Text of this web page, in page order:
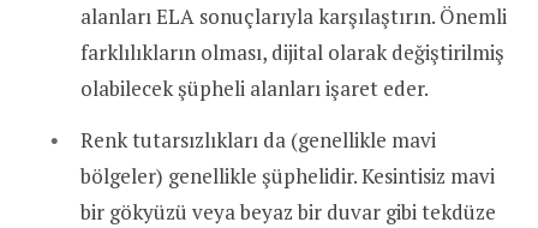
alanları ELA sonuçlarıyla karşılaştırın. Önemli
farklılıkların olması, dijital olarak değiştirilmiş
olabilecek şüpheli alanları işaret eder.
Renk tutarsızlıkları da (genellikle mavi
bölgeler) genellikle şüphelidir. Kesintisiz mavi
bir gökyüzü veya beyaz bir duvar gibi tekdüze